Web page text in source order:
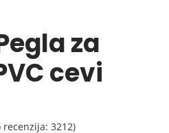
za
cevi
3212)